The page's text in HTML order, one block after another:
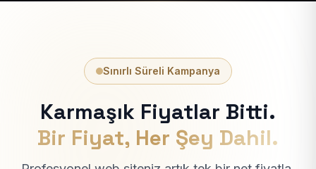
Sınırlı Süreli Kampanya
Karmaşık Fiyatlar Bitti.
Bir Fiyat, Her Şey Dahil.